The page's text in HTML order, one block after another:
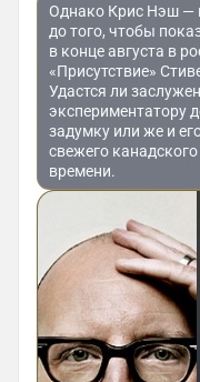
Однако Крис Нэш —
до того, чтобы
в конце августа в
«Присутствие»
Удастся ли
экспериментатору
задумку или же и
свежего
времени.